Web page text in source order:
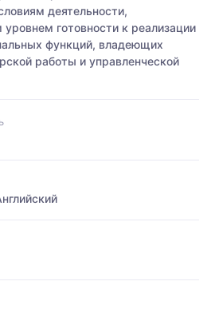
деятельности,
готовности к реализации
функций, владеющих
работы и управленческой